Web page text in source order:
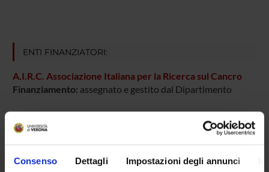
Consenso Dettagli Impostazioni degli annunci
ENTI FINANZIATORI:
A.I.R.C. Associazione Italiana per la Ricerca sul Cancro
Finanziamento: assegnato e gestito dal Dipartimento
Giovanni Pizzolo